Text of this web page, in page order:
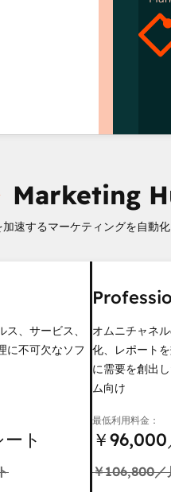
Marketing
速するマーケティングを自動化
、サービス、
に不可欠なソフ
ト
オムニチャネ
化、レポート
に需要を創出
ム向け
最低利用料金：
￥96,000
￥106,800／